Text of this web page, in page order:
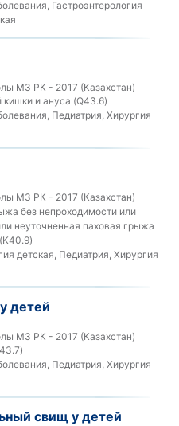
Гастроэнтерология
МЗ РК - 2017 (Казахстан)
и ануса (Q43.6)
Педиатрия, Хирургия
МЗ РК - 2017 (Казахстан)
без непроходимости или
неуточненная паховая грыжа
детская, Педиатрия, Хирургия
детей
МЗ РК - 2017 (Казахстан)
Педиатрия, Хирургия
свищ у детей